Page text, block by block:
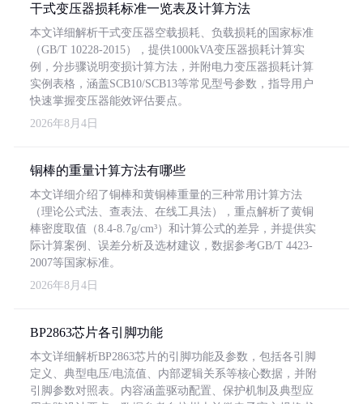
干式变压器损耗标准一览表及计算方法
本文详细解析干式变压器空载损耗、负载损耗的国家标准
（GB/T 10228-2015），提供1000kVA变压器损耗计算实
例，分步骤说明变损计算方法，并附电力变压器损耗计算
实例表格，涵盖SCB10/SCB13等常见型号参数，指导用户
快速掌握变压器能效评估要点。
2026年8月4日
铜棒的重量计算方法有哪些
本文详细介绍了铜棒和黄铜棒重量的三种常用计算方法
（理论公式法、查表法、在线工具法），重点解析了黄铜
棒密度取值（8.4-8.7g/cm³）和计算公式的差异，并提供实
际计算案例、误差分析及选材建议，数据参考GB/T 4423-
2007等国家标准。
2026年8月4日
BP2863芯片各引脚功能
本文详细解析BP2863芯片的引脚功能及参数，包括各引脚
定义、典型电压/电流值、内部逻辑关系等核心数据，并附
引脚参数对照表。内容涵盖驱动配置、保护机制及典型应